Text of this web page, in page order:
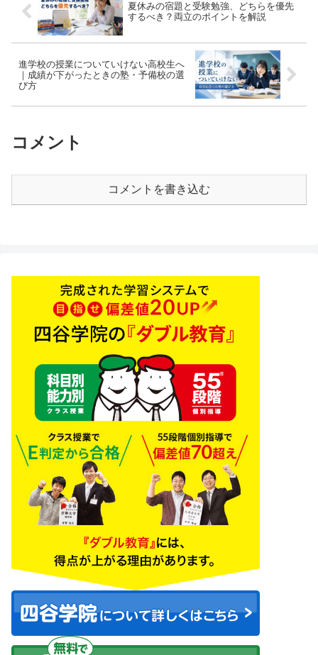
夏休みの宿題と受験勉強、どちらを優先
するべき？両立のポイントを解説
進学校の授業についていけない高校生へ
｜成績が下がったときの塾・予備校の選
び方
コメント
コメントを書き込む